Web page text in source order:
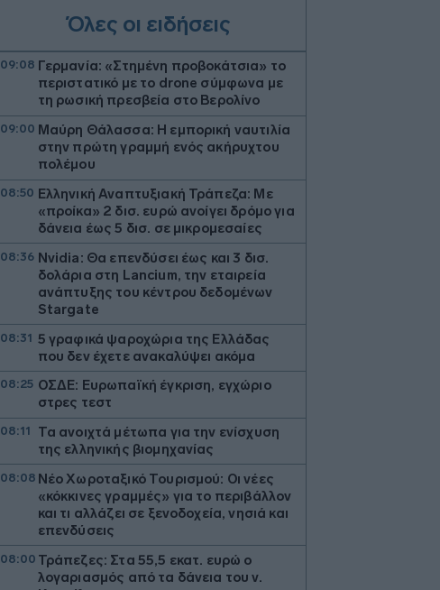
Όλες οι ειδήσεις
09:08 Γερμανία: «Στημένη προβοκάτσια» το
περιστατικό με το drone σύμφωνα με
τη ρωσική πρεσβεία στο Βερολίνο
09:00 Μαύρη Θάλασσα: Η εμπορική ναυτιλία
στην πρώτη γραμμή ενός ακήρυχτου
πολέμου
08:50 Ελληνική Αναπτυξιακή Τράπεζα: Με
«προίκα» 2 δισ. ευρώ ανοίγει δρόμο για
δάνεια έως 5 δισ. σε μικρομεσαίες
08:36 Nvidia: Θα επενδύσει έως και 3 δισ.
δολάρια στη Lancium, την εταιρεία
ανάπτυξης του κέντρου δεδομένων
Stargate
08:31 5 γραφικά ψαροχώρια της Ελλάδας
που δεν έχετε ανακαλύψει ακόμα
08:25 ΟΣΔΕ: Ευρωπαϊκή έγκριση, εγχώριο
στρες τεστ
08:11
Τα ανοιχτά μέτωπα για την ενίσχυση
της ελληνικής βιομηχανίας
08:08 Νέο Χωροταξικό Τουρισμού: Οι νέες
«κόκκινες γραμμές» για το περιβάλλον
και τι αλλάζει σε ξενοδοχεία, νησιά και
επενδύσεις
08:00 Τράπεζες: Στα 55,5 εκατ. ευρώ ο
λογαριασμός από τα δάνεια του ν.